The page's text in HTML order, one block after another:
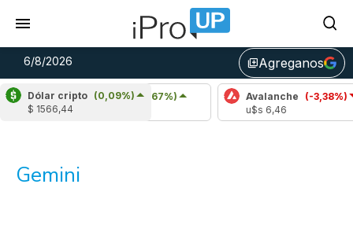
6/8/2026 library_addAgreganos
Dólar cripto (0,09%)
$ 1566,44
Cardano (6,67%)
u$s 0,20
Avalanche (-3,38%)
u$s 6,46
Gemini